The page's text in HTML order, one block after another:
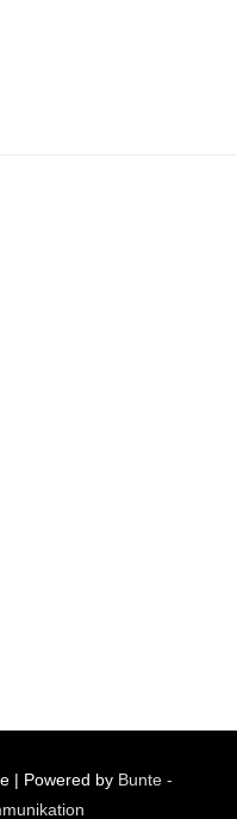
| Powered by Bunte -